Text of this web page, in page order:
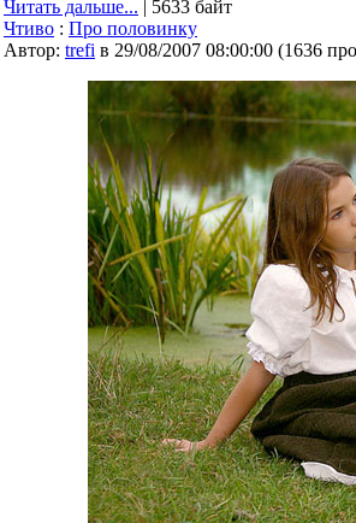
Читать дальше... | 5633 байт
Чтиво : Про половинку
Автор: trefi в 29/08/2007 08:00:00 (1636